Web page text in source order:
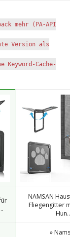
mehr (PA-API
Version als
Keyword-Cache-
NAMSAN
Fliegengitter
»